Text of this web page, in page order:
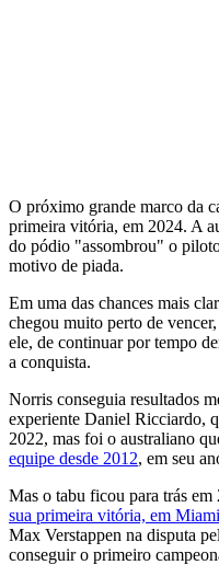
O próximo grande marco da
primeira vitória, em 2024. A
do pódio "assombrou" o
motivo de piada.
Em uma das chances mais
chegou muito perto de
ele, de continuar por tempo
a conquista.
Norris conseguia resultados
experiente Daniel Ricciardo,
2022, mas foi o australiano
equipe desde 2012, em seu
Mas o tabu ficou para trás em
sua primeira vitória, em Miami
Max Verstappen na disputa
conseguir o primeiro